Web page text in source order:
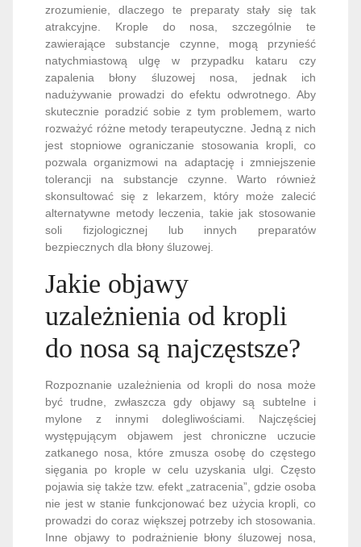
zrozumienie, dlaczego te preparaty stały się tak
atrakcyjne. Krople do nosa, szczególnie te
zawierające substancje czynne, mogą przynieść
natychmiastową ulgę w przypadku kataru czy
zapalenia błony śluzowej nosa, jednak ich
nadużywanie prowadzi do efektu odwrotnego. Aby
skutecznie poradzić sobie z tym problemem, warto
rozważyć różne metody terapeutyczne. Jedną z nich
jest stopniowe ograniczanie stosowania kropli, co
pozwala organizmowi na adaptację i zmniejszenie
tolerancji na substancje czynne. Warto również
skonsultować się z lekarzem, który może zalecić
alternatywne metody leczenia, takie jak stosowanie
soli fizjologicznej lub innych preparatów
bezpiecznych dla błony śluzowej.
Jakie objawy
uzależnienia od kropli
do nosa są najczęstsze?
Rozpoznanie uzależnienia od kropli do nosa może
być trudne, zwłaszcza gdy objawy są subtelne i
mylone z innymi dolegliwościami. Najczęściej
występującym objawem jest chroniczne uczucie
zatkanego nosa, które zmusza osobę do częstego
sięgania po krople w celu uzyskania ulgi. Często
pojawia się także tzw. efekt „zatracenia”, gdzie osoba
nie jest w stanie funkcjonować bez użycia kropli, co
prowadzi do coraz większej potrzeby ich stosowania.
Inne objawy to podrażnienie błony śluzowej nosa,